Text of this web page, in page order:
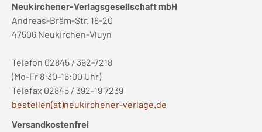
Neukirchener-Verlagsgesellschaft mbH
Andreas-Bräm-Str. 18-20
47506 Neukirchen-Vluyn
Telefon 02845 / 392-7218
(Mo-Fr 8:30-16:00 Uhr)
Telefax 02845 / 392-19 7239
bestellen(at)neukirchener-verlage.de
Versandkostenfrei